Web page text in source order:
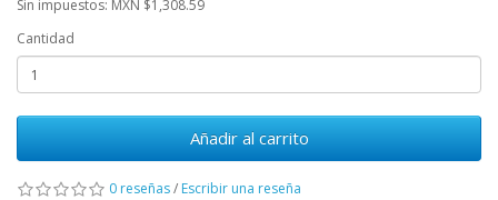
Sin impuestos: MXN $1,308.59
Cantidad
Añadir al carrito
0 reseñas/ Escribir una reseña